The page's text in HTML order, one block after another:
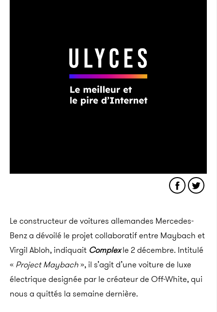
Le constructeur de voitures allemandes Mercedes-
Benz a dévoilé le projet collaboratif entre Maybach et
Virgil Abloh, indiquait Complexle 2 décembre. Intitulé
« Project Maybach», il s’agit d’une voiture de luxe
électrique designée par le créateurde Off-White, qui
nous a quittés la semaine dernière.